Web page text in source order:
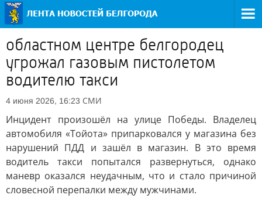
областном центре белгородец
угрожал газовым пистолетом
водителю такси
4 июня 2026, 16:23 СМИ
Инцидент произошёл на улице Победы. Владелец
автомобиля «Тойота» припарковался у магазина без
нарушений ПДД и зашёл в магазин. В это время
водитель такси попытался развернуться, однако
маневр оказался неудачным, что и стало причиной
словесной перепалки между мужчинами.